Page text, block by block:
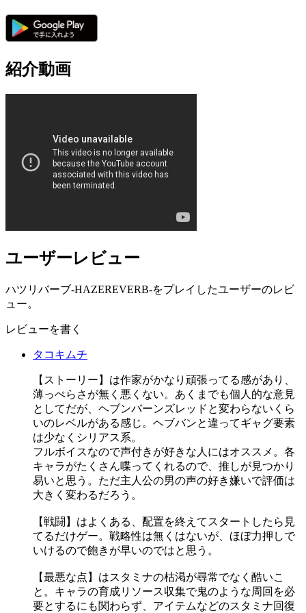
紹介動画
ユーザーレビュー
ハツリバーブ-HAZEREVERB-をプレイしたユーザーのレビ
ュー。
レビューを書く
タコキムチ
【ストーリー】は作家がかなり頑張ってる感があり、
薄っぺらさが無く悪くない。あくまでも個人的な意見
としてだが、ヘブンバーンズレッドと変わらないくら
いのレベルがある感じ。ヘブバンと違ってギャグ要素
は少なくシリアス系。
フルボイスなので声付きが好きな人にはオススメ。各
キャラがたくさん喋ってくれるので、推しが見つかり
易いと思う。ただ主人公の男の声の好き嫌いで評価は
大きく変わるだろう。
【戦闘】はよくある、配置を終えてスタートしたら見
てるだけゲー。戦略性は無くはないが、ほぼ力押しで
いけるので飽きが早いのではと思う。
【最悪な点】はスタミナの枯渇が尋常でなく酷いこ
と。キャラの育成リソース収集で鬼のような周回を必
要とするにも関わらず、アイテムなどのスタミナ回復